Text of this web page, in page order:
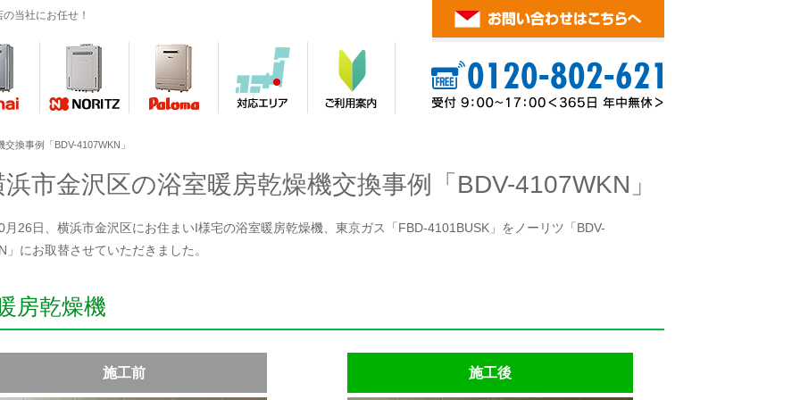
当社にお任せ！
換事例「BDV-4107WKN」
浜市金沢区の浴室暖房乾燥機交換事例「BDV-4107WKN」
月26日、横浜市金沢区にお住まいI様宅の浴室暖房乾燥機、東京ガス「FBD-4101BUSK」をノーリツ「BDV-
」にお取替させていただきました。
房乾燥機
施工前 施工後